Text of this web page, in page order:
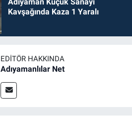
Kavşağında Kaza 1 Yaralı
EDITÖR HAKKINDA
Adıyamanlılar Net